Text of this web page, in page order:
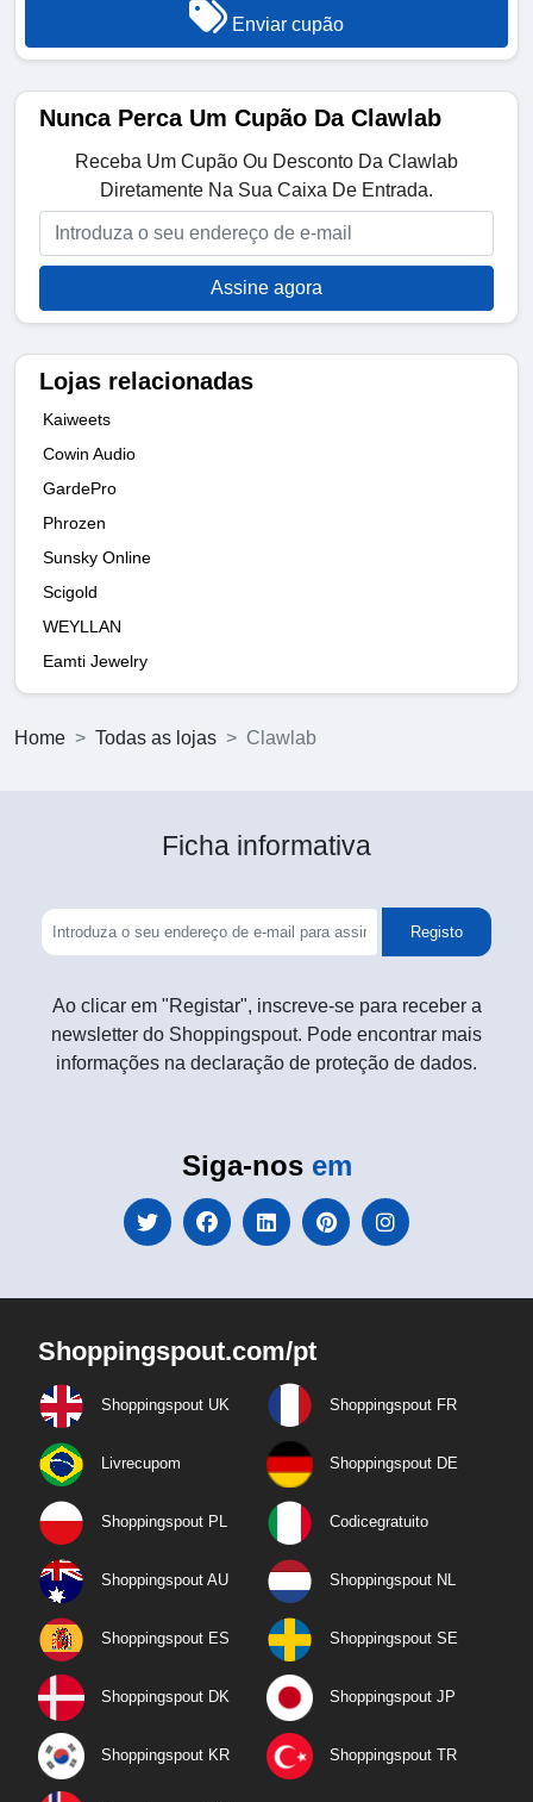
Enviar cupão
Nunca Perca Um Cupão Da Clawlab
Receba Um Cupão Ou Desconto Da Clawlab
Diretamente Na Sua Caixa De Entrada.
Assine agora
Lojas relacionadas
Kaiweets
Cowin Audio
GardePro
Phrozen
Sunsky Online
Scigold
WEYLLAN
Eamti Jewelry
Home Todas as lojas Clawlab
Ficha informativa
Registo
Ao clicar em "Registar", inscreve-se para receber a
newsletter do Shoppingspout. Pode encontrar mais
informações na declaração de proteção de dados.
Siga-nos em
Shoppingspout.com/pt
Shoppingspout UK Shoppingspout FR
Livrecupom Shoppingspout DE
Shoppingspout PL Codicegratuito
Shoppingspout AU Shoppingspout NL
Shoppingspout ES Shoppingspout SE
Shoppingspout DK Shoppingspout JP
Shoppingspout KR Shoppingspout TR